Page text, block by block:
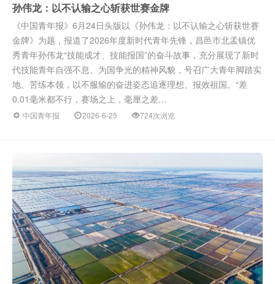
孙伟龙：以不认输之心斩获世赛金牌
《中国青年报》6月24日头版以《孙伟龙：以不认输之心斩获世赛
金牌》为题，报道了2026年度新时代青年先锋，昌邑市北孟镇优
秀青年孙伟龙“技能成才、技能报国”的奋斗故事，充分展现了新时
代技能青年自强不息、为国争光的精神风貌，号召广大青年脚踏实
地、苦练本领，以不服输的奋进姿态追逐理想、报效祖国。“差
0.01毫米都不行，赛场之上，毫厘之差…
中国青年报 2026-6-25 724次浏览